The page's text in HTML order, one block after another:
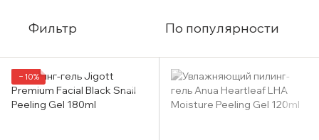
Фильтр По популярности
−10%